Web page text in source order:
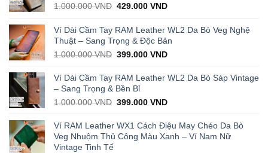
1.000.000VND Original
was:
1.000.000 VND.
429.000VNDCurrent
is:
429.000 VND.
Ví Dài Cầm Tay RAM Leather WL2 Da Bò Veg Nghệ
Thuật – Sang Trọng & Độc Bản
1.000.000VND Original
was:
1.000.000 VND.
399.000VNDCurrent
is:
Ví Dài Cầm Tay RAM Leather WL2 Da Bò Sáp Vintage
– Sang Trọng & Bền Bỉ
1.000.000VND Original
was:
1.000.000 VND.
399.000VNDCurrent
is:
399.000 VND.
Ví RAM Leather WX1 Cách Điệu May Chéo Da Bò
Veg Nhuộm Thủ Công Màu Xanh – Ví Nam Nữ
Vintage Tinh Tế